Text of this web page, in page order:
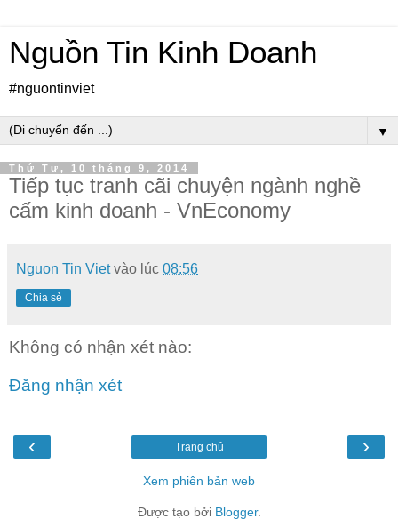
Nguồn Tin Kinh Doanh
#nguontinviet
▼
Thứ Tư, 10 tháng 9, 2014
Tiếp tục tranh cãi chuyện ngành nghề
cấm kinh doanh - VnEconomy
Nguon Tin Viet vào lúc 08:56
Chia sẻ
Không có nhận xét nào:
Đăng nhận xét
‹ ›
Trang chủ
Xem phiên bản web
Được tạo bởi Blogger.